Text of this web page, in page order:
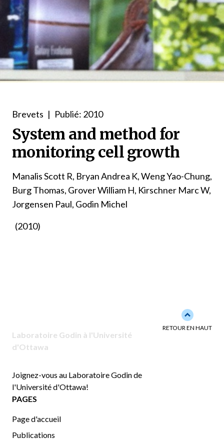
Brevets | Publié: 2010
System and method for
monitoring cell growth
Manalis Scott R, Bryan Andrea K, Weng Yao-Chung,
Burg Thomas, Grover William H, Kirschner Marc W,
Jorgensen Paul, Godin Michel
(2010)
Laboratoire Godin à l'Université
d'Ottawa
Joignez-vous au Laboratoire Godin de
l'Université d'Ottawa!
PAGES
Page d'accueil
Publications
Back to
RETOUR EN HAUT